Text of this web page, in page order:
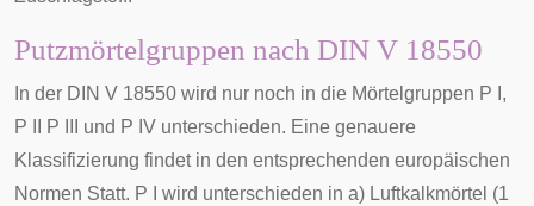
Putzmörtelgruppen nach DIN V 18550
In der DIN V 18550 wird nur noch in die Mörtelgruppen P I,
P II P III und P IV unterschieden. Eine genauere
Klassifizierung findet in den entsprechenden europäischen
Normen Statt. P I wird unterschieden in a) Luftkalkmörtel (1